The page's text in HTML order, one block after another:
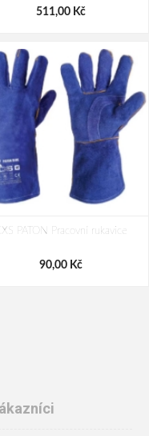
511,00 Kč
CXS PATON Pracovní rukavice
90,00 Kč